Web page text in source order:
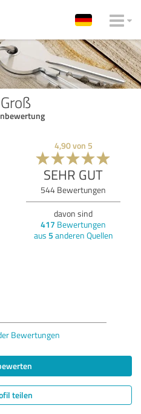
4,90von 5
SEHR GUT
544 Bewertungen
davon sind
417 Bewertungen
aus 5 anderen Quellen
Bewertungen
teilen